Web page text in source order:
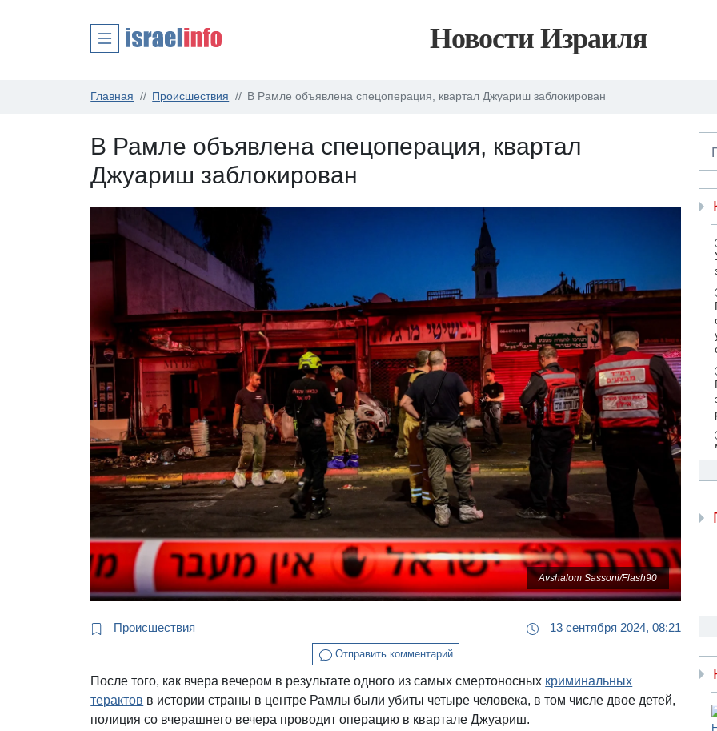
Новости Израиля
Главная Происшествия В Рамле объявлена спецоперация, квартал Джуариш заблокирован
В Рамле объявлена спецоперация, квартал
Джуариш заблокирован
Avshalom Sassoni/Flash90
Происшествия 13 сентября 2024, 08:21
Отправить комментарий
После того, как вчера вечером в результате одного из самых смертоносных криминальных
терактов в истории страны в центре Рамлы были убиты четыре человека, в том числе двое детей,
полиция со вчерашнего вечера проводит операцию в квартале Джуариш.